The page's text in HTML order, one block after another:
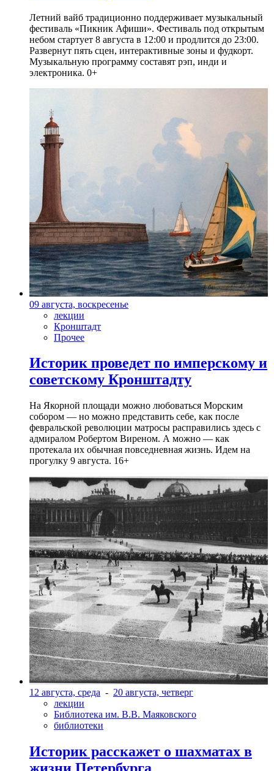
Летний вайб традиционно поддерживает музыкальный
фестиваль «Пикник Афиши». Фестиваль под открытым
небом стартует 8 августа в 12:00 и продлится до 23:00.
Развернут пять сцен, интерактивные зоны и фудкорт.
Музыкальную программу составят рэп, инди и
электроника. 0+
09 августа, воскресенье
лекции
Кронштадт
Прочее
Историк проведет по имперскому и
советскому Кронштадту
На Якорной площади можно любоваться Морским
собором — но можно представить себе, как после
февральской революции матросы расправились здесь с
адмиралом Робертом Виреном. А можно — как
протекала их обычная повседневная жизнь. Идем на
прогулку 9 августа. 16+
12 августа, среда - 20 августа, четверг
лекции
Библиотека им. В.В. Маяковского
библиотеки
Историк расскажет о шахматах в